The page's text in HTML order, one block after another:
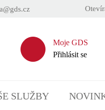
Moje GDS
Přihlásit se
SLUŽBY